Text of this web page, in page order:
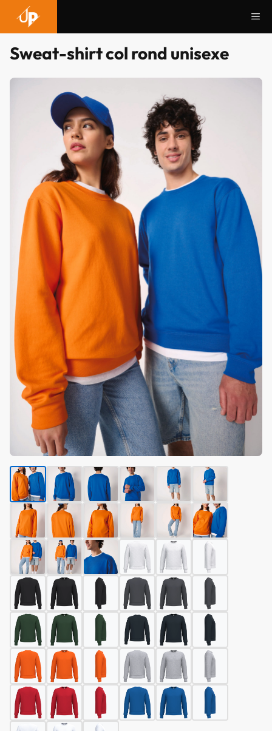
contenu
Sweat-shirt col rond unisexe